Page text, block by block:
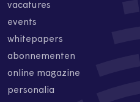
vacatures
events
whitepapers
abonnementen
online magazine
personalia